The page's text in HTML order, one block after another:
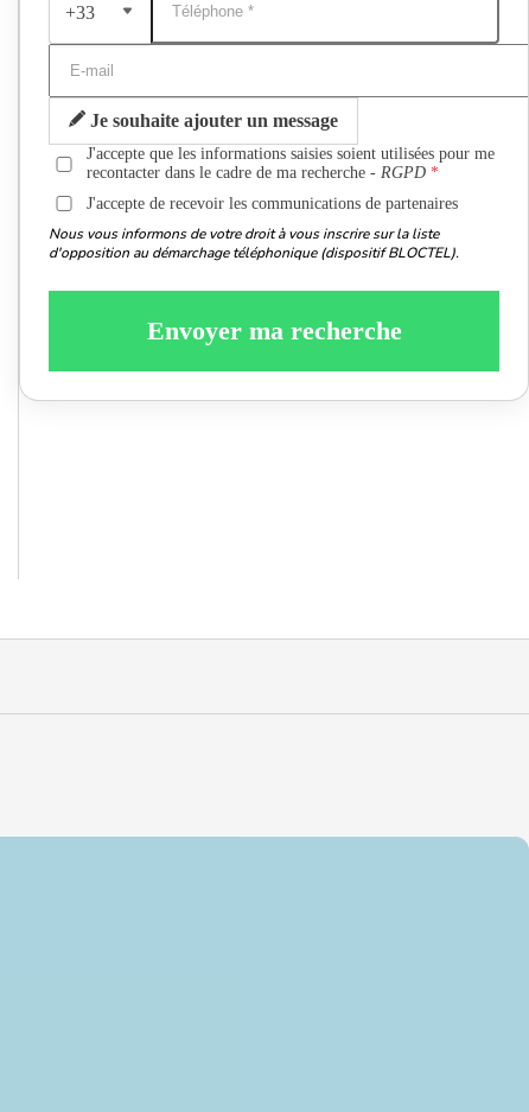
+33
Je souhaite ajouter un message
J'accepte que les informations saisies soient utilisées pour me
recontacter dans le cadre de ma recherche -RGPD
J'accepte de recevoir les communications de partenaires
Nous vous informons de votre droit à vous inscrire sur la liste
d'opposition au démarchage téléphonique (dispositif BLOCTEL).
Envoyer ma recherche